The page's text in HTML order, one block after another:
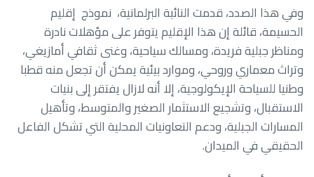
وفي هذا الصدد، قدمت النائبة البرلمانية، نموذج إقليم
الحسيمة، قائلة إن هذا الإقليم يتوفر على مؤهلات نادرة
ومناظر جبلية فريدة، ومسالك سياحية، وغنى ثقافي أمازيغي،
وتراث معماري وروحي، وموارد بيئية يمكن أن تجعل منه قطبا
وطنيا للسياحة الإيكولوجية، إلا أنه لازال يفتقر إلى بنيات
الاستقبال، وتشجيع الاستثمار الصغير والمتوسط، وتأهيل
المسارات الجبلية، ودعم التعاونيات المحلية التي تشكل الفاعل
الحقيقي في الميدان.